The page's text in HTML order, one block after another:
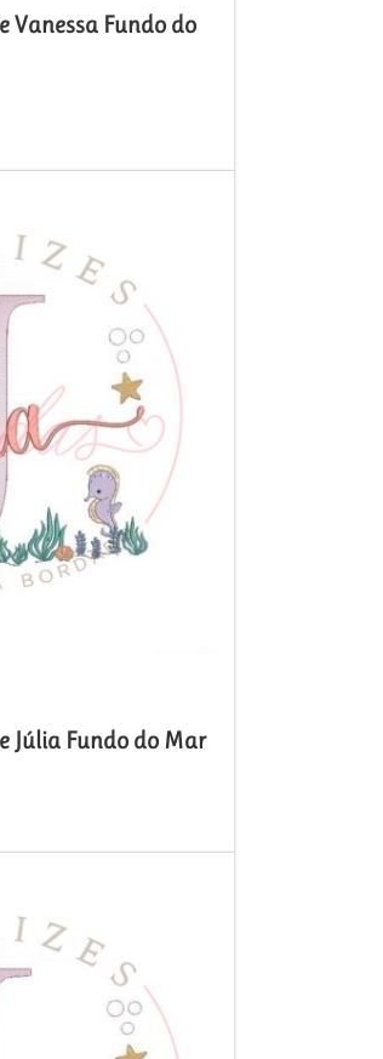
Vanessa Fundo do
Júlia Fundo do Mar